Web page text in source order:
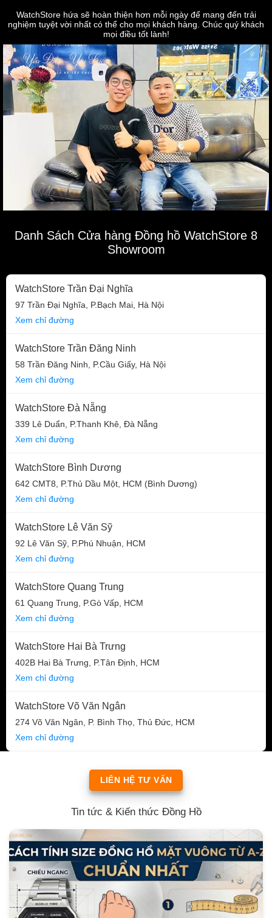
WatchStore hứa sẽ hoàn thiện hơn mỗi ngày để mang đến trải
nghiệm tuyệt vời nhất có thể cho mọi khách hàng. Chúc quý khách
mọi điều tốt lành!
Danh Sách Cửa hàng Đồng hồ WatchStore 8
Showroom
WatchStore Trần Đại Nghĩa
97 Trần Đại Nghĩa, P.Bạch Mai, Hà Nội
Xem chỉ đường
WatchStore Trần Đăng Ninh
58 Trần Đăng Ninh, P.Cầu Giấy, Hà Nội
Xem chỉ đường
WatchStore Đà Nẵng
339 Lê Duẩn, P.Thanh Khê, Đà Nẵng
Xem chỉ đường
WatchStore Bình Dương
642 CMT8, P.Thủ Dầu Một, HCM (Bình Dương)
Xem chỉ đường
WatchStore Lê Văn Sỹ
92 Lê Văn Sỹ, P.Phú Nhuận, HCM
Xem chỉ đường
WatchStore Quang Trung
61 Quang Trung, P.Gò Vấp, HCM
Xem chỉ đường
WatchStore Hai Bà Trưng
402B Hai Bà Trưng, P.Tân Định, HCM
Xem chỉ đường
WatchStore Võ Văn Ngân
274 Võ Văn Ngân, P. Bình Thọ, Thủ Đức, HCM
Xem chỉ đường
LIÊN HỆ TƯ VẤN
Tin tức & Kiến thức Đồng Hồ